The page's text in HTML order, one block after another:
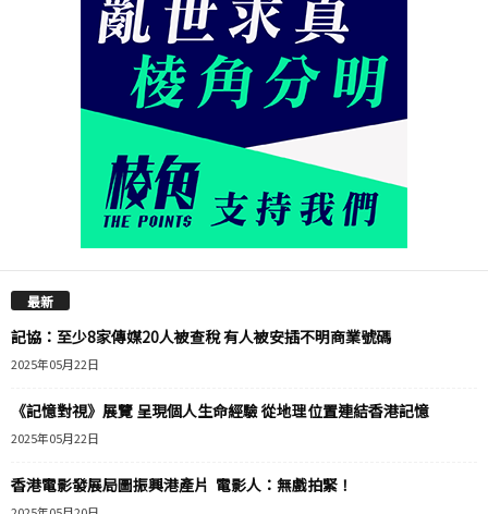
最新
記協：至少8家傳媒20人被查稅 有人被安插不明商業號碼
2025年05月22日
《記憶對視》展覽 呈現個人生命經驗 從地理位置連結香港記憶
2025年05月22日
香港電影發展局圖振興港產片 電影人：無戲拍緊！